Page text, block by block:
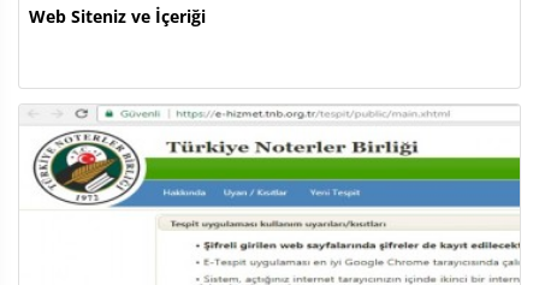
Web Siteniz ve İçeriği